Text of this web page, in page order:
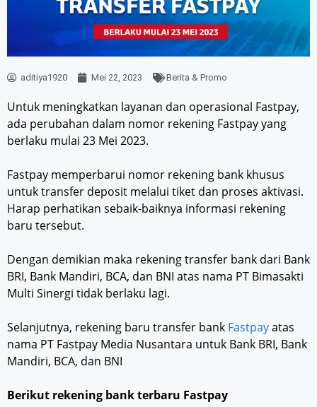
aditiya1920 Mei 22, 2023 Berita & Promo
Untuk meningkatkan layanan dan operasional Fastpay,
ada perubahan dalam nomor rekening Fastpay yang
berlaku mulai 23 Mei 2023.
Fastpay memperbarui nomor rekening bank khusus
untuk transfer deposit melalui tiket dan proses aktivasi.
Harap perhatikan sebaik-baiknya informasi rekening
baru tersebut.
Dengan demikian maka rekening transfer bank dari Bank
BRI, Bank Mandiri, BCA, dan BNI atas nama PT Bimasakti
Multi Sinergi tidak berlaku lagi.
Selanjutnya, rekening baru transfer bank Fastpayatas
nama PT Fastpay Media Nusantara untuk Bank BRI, Bank
Mandiri, BCA, dan BNI
Berikut rekening bank terbaru Fastpay